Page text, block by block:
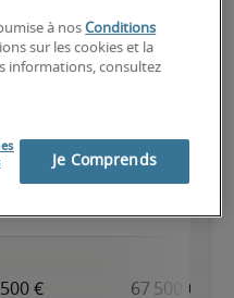
pour des
à nosConditions
sur les cookies et la
informations, consultez
Je Comprends